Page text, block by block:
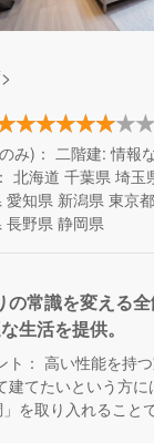
み)： 二階建: 情報
北海道 千葉県 埼玉
愛知県 新潟県 東京都
長野県 静岡県
の常識を変える全
生活を提供。
： 高い性能を持
建てたいという方
を取り入れること